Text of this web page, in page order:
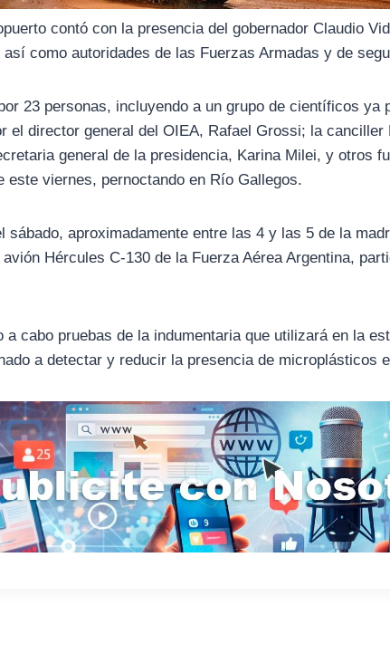
contó con la presencia del gobernador Claudio
como autoridades de las Fuerzas Armadas y de
23 personas, incluyendo a un grupo de científicos ya
el director general del OIEA, Rafael Grossi; la
general de la presidencia, Karina Milei, y otros
este viernes, pernoctando en Río Gallegos.
sábado, aproximadamente entre las 4 y las 5 de la
Hércules C-130 de la Fuerza Aérea Argentina,
a cabo pruebas de la indumentaria que utilizará en la
a detectar y reducir la presencia de microplásticos